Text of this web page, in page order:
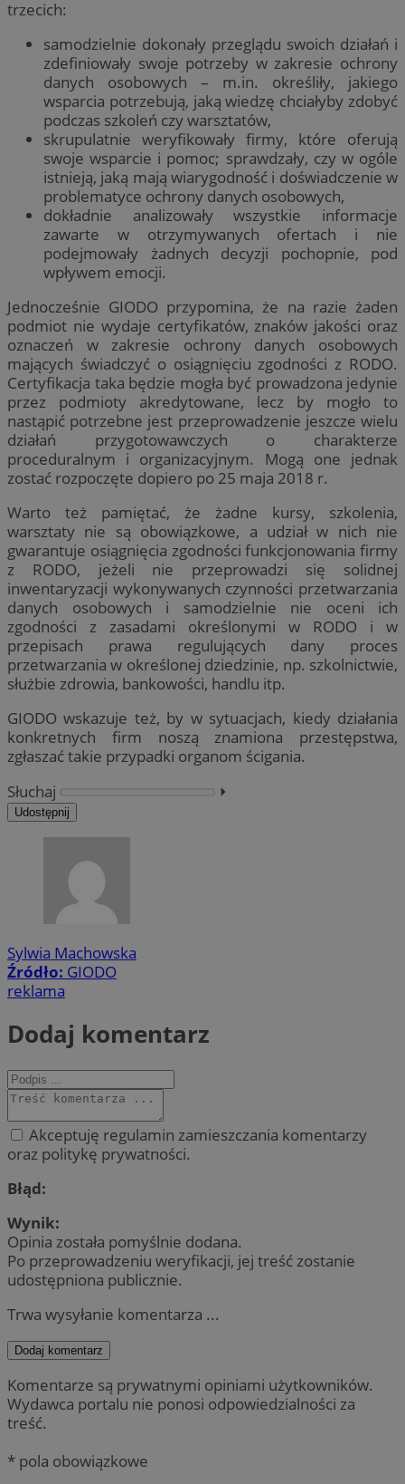
trzecich:
samodzielnie dokonały przeglądu swoich działań i
zdefiniowały swoje potrzeby w zakresie ochrony
danych osobowych – m.in. określiły, jakiego
wsparcia potrzebują, jaką wiedzę chciałyby zdobyć
podczas szkoleń czy warsztatów,
skrupulatnie weryfikowały firmy, które oferują
swoje wsparcie i pomoc; sprawdzały, czy w ogóle
istnieją, jaką mają wiarygodność i doświadczenie w
problematyce ochrony danych osobowych,
dokładnie analizowały wszystkie informacje
zawarte w otrzymywanych ofertach i nie
podejmowały żadnych decyzji pochopnie, pod
wpływem emocji.
Jednocześnie GIODO przypomina, że na razie żaden
podmiot nie wydaje certyfikatów, znaków jakości oraz
oznaczeń w zakresie ochrony danych osobowych
mających świadczyć o osiągnięciu zgodności z RODO.
Certyfikacja taka będzie mogła być prowadzona jedynie
przez podmioty akredytowane, lecz by mogło to
nastąpić potrzebne jest przeprowadzenie jeszcze wielu
działań przygotowawczych o charakterze
proceduralnym i organizacyjnym. Mogą one jednak
zostać rozpoczęte dopiero po 25 maja 2018 r.
Warto też pamiętać, że żadne kursy, szkolenia,
warsztaty nie są obowiązkowe, a udział w nich nie
gwarantuje osiągnięcia zgodności funkcjonowania firmy
z RODO, jeżeli nie przeprowadzi się solidnej
inwentaryzacji wykonywanych czynności przetwarzania
danych osobowych i samodzielnie nie oceni ich
zgodności z zasadami określonymi w RODO i w
przepisach prawa regulujących dany proces
przetwarzania w określonej dziedzinie, np. szkolnictwie,
służbie zdrowia, bankowości, handlu itp.
GIODO wskazuje też, by w sytuacjach, kiedy działania
konkretnych firm noszą znamiona przestępstwa,
zgłaszać takie przypadki organom ścigania.
Słuchaj
⏵︎
Udostępnij
Sylwia Machowska
Źródło: GIODO
reklama
Dodaj komentarz
Akceptuję regulamin zamieszczania komentarzy
oraz politykę prywatności.
Błąd:
Wynik:
Opinia została pomyślnie dodana.
Po przeprowadzeniu weryfikacji, jej treść zostanie
udostępniona publicznie.
Trwa wysyłanie komentarza ...
Dodaj komentarz
Komentarze są prywatnymi opiniami użytkowników.
Wydawca portalu nie ponosi odpowiedzialności za
treść.
* pola obowiązkowe